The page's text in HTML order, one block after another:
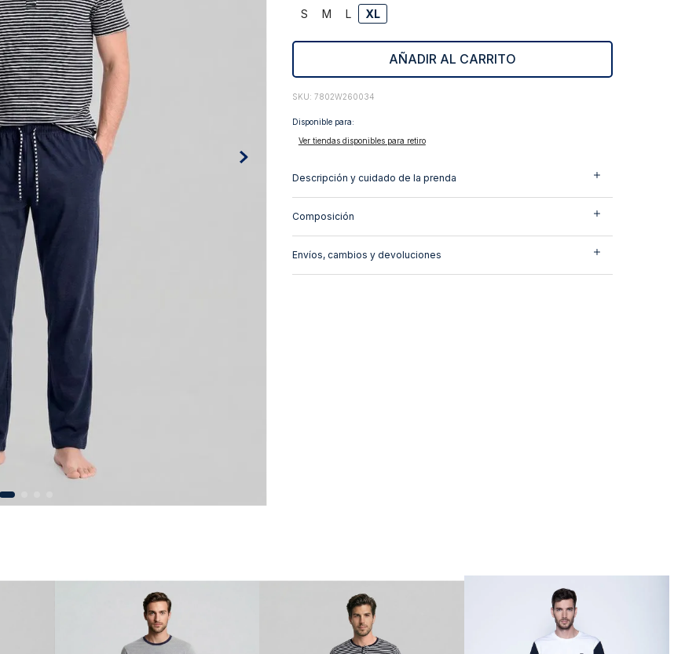
S M L XL
AÑADIR AL CARRITO
: 7802W260034
Disponible para:
Ver tiendas disponibles para retiro
Descripción y cuidado de la prenda
Composición
Envíos, cambios y devoluciones
7
8 .